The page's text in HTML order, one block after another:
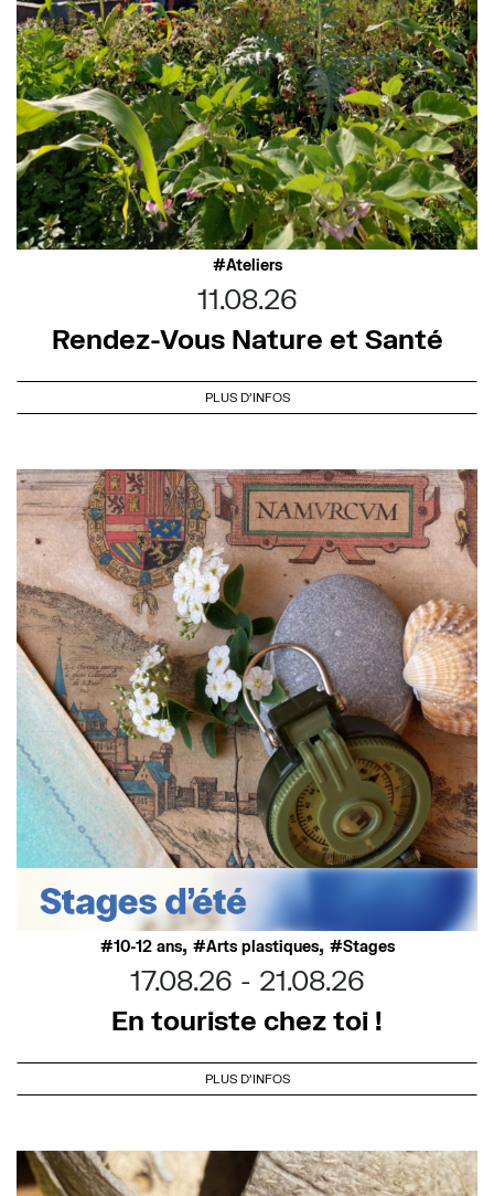
Ateliers
11.08.26
Rendez-Vous Nature et Santé
PLUS D'INFOS
10-12 ans, Arts plastiques, Stages
17.08.26
21.08.26
En touriste chez toi !
PLUS D'INFOS